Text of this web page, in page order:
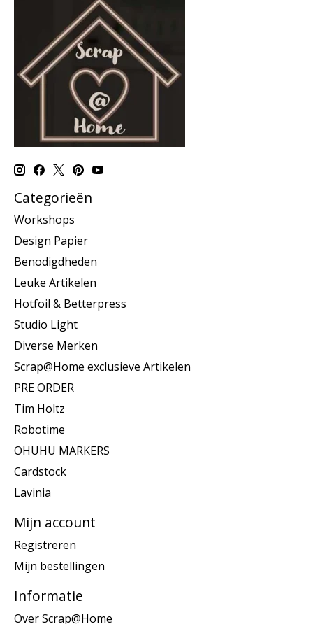
Categorieën
Workshops
Design Papier
Benodigdheden
Leuke Artikelen
Hotfoil & Betterpress
Studio Light
Diverse Merken
Scrap@Home exclusieve Artikelen
PRE ORDER
Tim Holtz
Robotime
OHUHU MARKERS
Cardstock
Lavinia
Mijn account
Registreren
Mijn bestellingen
Informatie
Over Scrap@Home